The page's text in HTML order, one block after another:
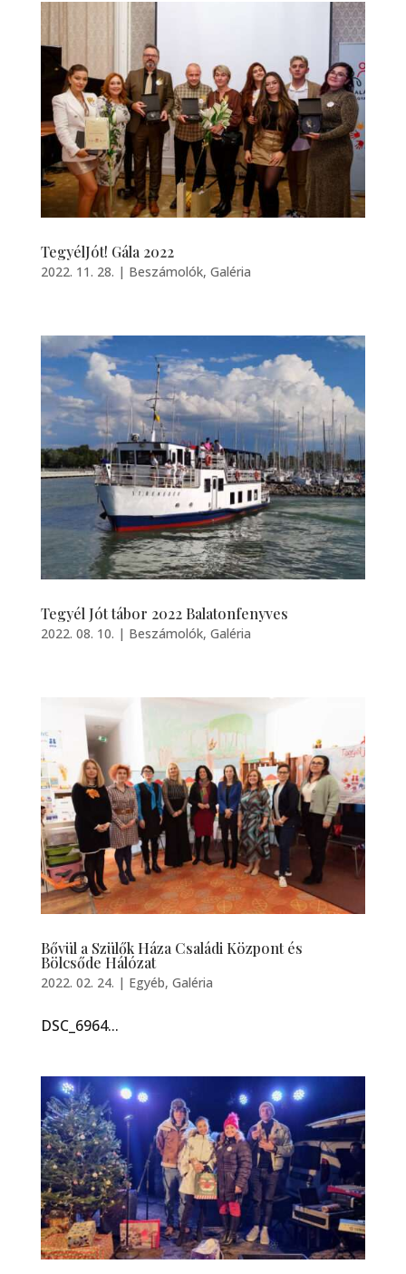
TegyélJót! Gála 2022
2022. 11. 28. | Beszámolók, Galéria
Tegyél Jót tábor 2022 Balatonfenyves
2022. 08. 10. | Beszámolók, Galéria
Bővül a Szülők Háza Családi Központ és
Bölcsőde Hálózat
2022. 02. 24. | Egyéb, Galéria
DSC_6964...